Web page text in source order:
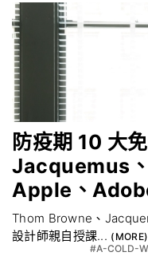
防疫期 10 大
Jacquemus
Apple、
Thom Browne、
設計師親自授課...
#A-COLD-